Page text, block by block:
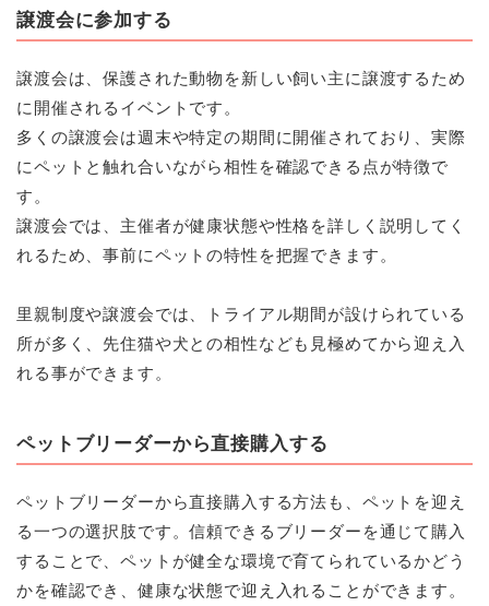
譲渡会に参加する
譲渡会は、保護された動物を新しい飼い主に譲渡するため
に開催されるイベントです。
多くの譲渡会は週末や特定の期間に開催されており、実際
にペットと触れ合いながら相性を確認できる点が特徴で
す。
譲渡会では、主催者が健康状態や性格を詳しく説明してく
れるため、事前にペットの特性を把握できます。
里親制度や譲渡会では、トライアル期間が設けられている
所が多く、先住猫や犬との相性なども見極めてから迎え入
れる事ができます。
ペットブリーダーから直接購入する
ペットブリーダーから直接購入する方法も、ペットを迎え
る一つの選択肢です。信頼できるブリーダーを通じて購入
することで、ペットが健全な環境で育てられているかどう
かを確認でき、健康な状態で迎え入れることができます。